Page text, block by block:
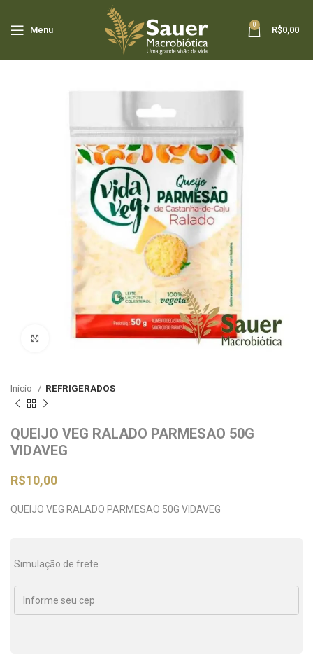
Menu
0
R$0,00
Clique para ampliar
Início REFRIGERADOS
QUEIJO VEG RALADO PARMESAO 50G
VIDAVEG
R$10,00
QUEIJO VEG RALADO PARMESAO 50G VIDAVEG
Simulação de frete